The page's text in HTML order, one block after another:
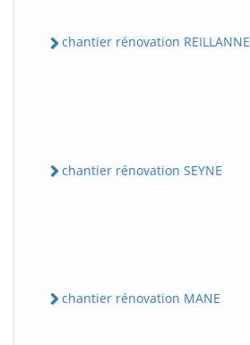
chantier rénovation REILLANNE
chantier rénovation SEYNE
chantier rénovation MANE